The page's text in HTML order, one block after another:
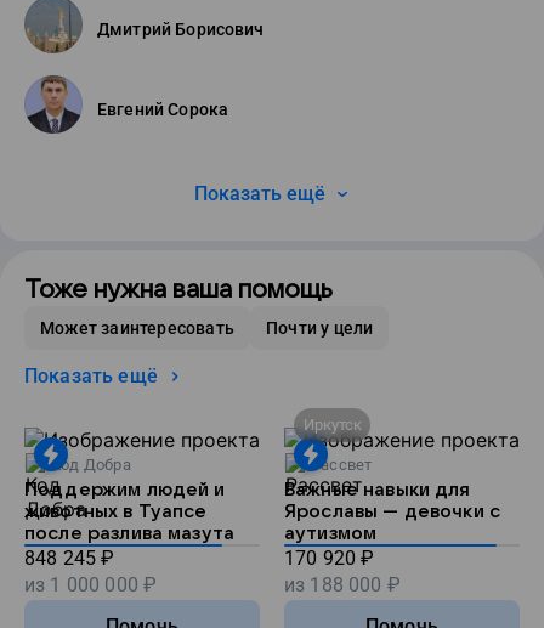
Дмитрий Борисович
Евгений Сорока
Показать ещё
Тоже нужна ваша помощь
Может заинтересовать Почти у цели
Показать ещё
Код Добра
Поддержим людей и
животных в Туапсе
после разлива мазута
848 245 ₽
из 1 000 000 ₽
Иркутск
Рассвет
Важные навыки для
Ярославы — девочки с
аутизмом
170 920 ₽
из 188 000 ₽